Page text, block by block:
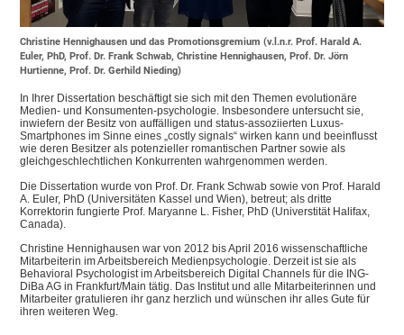
Christine Hennighausen und das Promotionsgremium (v.l.n.r. Prof. Harald A.
Euler, PhD, Prof. Dr. Frank Schwab, Christine Hennighausen, Prof. Dr. Jörn
Hurtienne, Prof. Dr. Gerhild Nieding)
In Ihrer Dissertation beschäftigt sie sich mit den Themen evolutionäre
Medien- und Konsumenten-psychologie. Insbesondere untersucht sie,
inwiefern der Besitz von auffä lligen und status-assoziierten Luxus-
Smartphones im Sinne eines„costly signals“ wirken kann und beeinflusst
wie deren Besitzer als potenzieller romantischen Partner sowie als
gleichgeschlechtlichen Konkurrenten wahrgenommen werden.
Die Dissertation wurde von Prof. Dr. Frank Schwab sowie von Prof. Harald
A. Euler, PhD (Universitäten Kassel und Wien), betreut; als dritte
Korrektorin fungierte Prof. Maryanne L. Fisher, PhD (Universtität Halifax,
Canada).
Christine Hennighausen war von 2012 bis April 2016 wissenschaftliche
Mitarbeiterin im Arbeitsbereich Medienpsychologie. Derzeit ist sie als
Behavioral Psychologist im Arbeitsbereich Digital Channels für die ING-
DiBa AG in Frankfurt/Main tätig. Das Institut und alle Mitarbeiterinnen und
Mitarbeiter gratulieren ihr ganz herzlich und wünschen ihr alles Gute für
ihren weiteren Weg.